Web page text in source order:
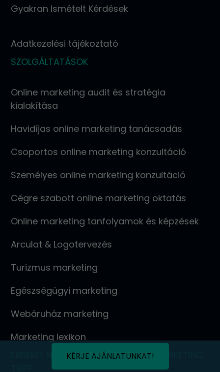
Gyakran Ismételt Kérdések
Adatkezelési tájékoztató
SZOLGÁLTATÁSOK
Online marketing audit és stratégia
kialakítása
Havidíjas online marketing tanácsadás
Csoportos online marketing konzultáció
Személyes online marketing konzultáció
Cégre szabott online marketing oktatás
Online marketing tanfolyamok és képzések
Arculat & Logotervezés
Turizmus marketing
Egészségügyi marketing
Webáruház marketing
Marketing lexikon
ÉRDEKEL NÉHÁNY INGYENES ONLINE MARKETING
KÉRJE AJÁNLATUNKAT!